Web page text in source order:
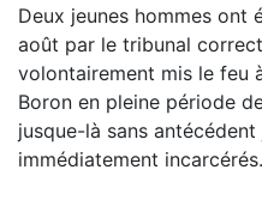
Deux jeunes hommes ont
août par le tribunal
volontairement mis le feu
Boron en pleine période
jusque-là sans
immédiatement incarcérés.